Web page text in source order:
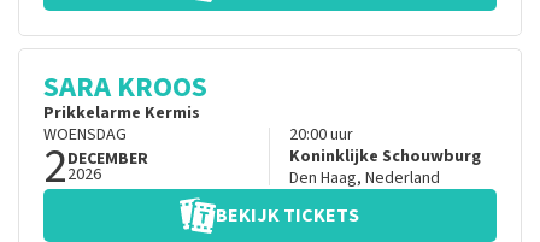
SARA KROOS
Prikkelarme Kermis
WOENSDAG
2DECEMBER
2026
20:00uur
Koninklijke Schouwburg
Den Haag, Nederland
BEKIJK TICKETS